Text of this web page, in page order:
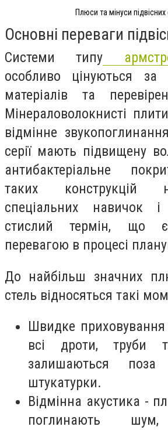
Плюси та мінуси підвісних
Основні переваги
Системи типу
особливо цінуються за
матеріалів та
Мінераловолокнисті
відмінне
серії мають підвищену
антибактеріальне
таких конструкцій
спеціальних навичок
стислий термін, що
перевагою в процесі
До найбільш значних
стель відносяться такі
Швидке приховування
всі дроти, труби
залишаються
штукатурки.
Відмінна акустика -
поглинають